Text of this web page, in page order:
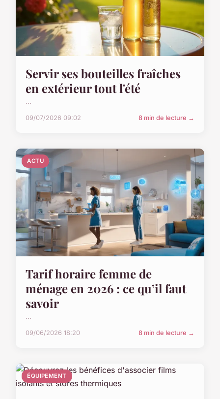
Servir ses bouteilles fraîches
en extérieur tout l'été
...
09/07/2026 09:02 8 min de lecture →
ACTU
Tarif horaire femme de
ménage en 2026 : ce qu’il faut
savoir
...
09/06/2026 18:20 8 min de lecture →
ÉQUIPEMENT